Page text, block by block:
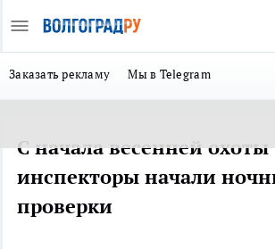
Заказать рекламу Мы в Telegram
С начала весенней охоты
инспекторы начали
проверки